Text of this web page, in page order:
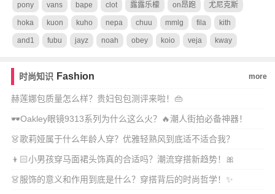
pony vans bape clot 露露乐檬 on昂跑 尤尼克斯
hoka kuon kuho nepa chuu mmlg fila kith
and1 fubu jayz noah obey koio veja kway
时尚知识 Fashion more
赫莲娜包质量怎么样？贵妇包包测评来啦！👜
🕶️Oakley眼镜9313系列为什么这么火？🔥潮人街拍必备神器！
👗歌莉娅属于什么年龄人穿？优雅轻熟风到底适不适合我？
👦🏻小男孩穿马面裙头饰真的合适吗？潮流穿搭新趋势！🎀
👗服饰的意义和作用到底是什么？穿搭背后的时尚哲学！✨